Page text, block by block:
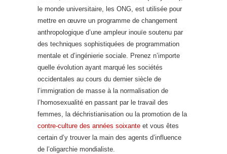
le monde universitaire, les ONG, est utilisée pour
mettre en œuvre un programme de changement
anthropologique d’une ampleur inouïe soutenu par
des techniques sophistiquées de programmation
mentale et d’ingénierie sociale. Prenez n’importe
quelle évolution ayant marqué les sociétés
occidentales au cours du dernier siècle de
l’immigration de masse à la normalisation de
l’homosexualité en passant par le travail des
femmes, la déchristianisation ou la promotion de la
contre-culture des années soixante et vous êtes
certain d’y trouver la main des agents d’influence
de l’oligarchie mondialiste.